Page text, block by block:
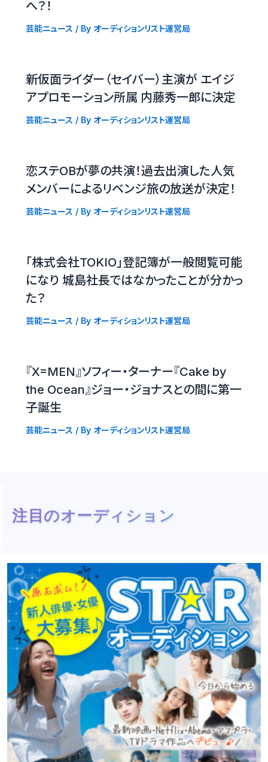
へ？！
芸能ニュース / By オーディションリスト運営局
新仮面ライダー（セイバー）主演が エイジ
アプロモーション所属 内藤秀一郎に決定
芸能ニュース / By オーディションリスト運営局
恋ステOBが夢の共演！過去出演した人気
メンバーによるリベンジ旅の放送が決定！
芸能ニュース / By オーディションリスト運営局
「株式会社TOKIO」登記簿が一般閲覧可能
になり 城島社長ではなかったことが分かっ
た？
芸能ニュース / By オーディションリスト運営局
『X=MEN』ソフィー・ターナー『Cake by
the Ocean』ジョー・ジョナスとの間に第一
子誕生
芸能ニュース / By オーディションリスト運営局
注目のオーディション